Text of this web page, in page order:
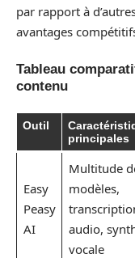
par rapport à
avantages
Tableau
contenu
Outil
principales
Easy
Peasy
AI
Multitude
modèles,
audio,
vocale